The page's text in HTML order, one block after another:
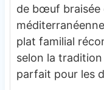
de bœuf braisée
plat familial
selon la
parfait pour les